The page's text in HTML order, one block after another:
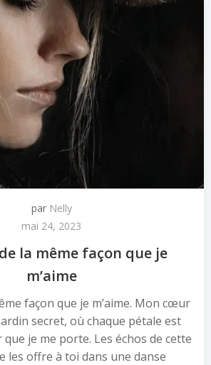
par Nelly
mai 24, 2023
de la même façon que je
m’aime
façon que je m’aime. Mon cœur
secret, où chaque pétale est
que je me porte. Les échos de cette
les offre à toi dans une danse